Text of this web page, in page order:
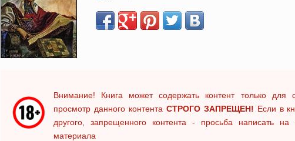
Внимание! Книга может содержать контент только для
просмотр данного контента СТРОГО ЗАПРЕЩЕН! Если в
другого, запрещенного контента - просьба написать на
материала